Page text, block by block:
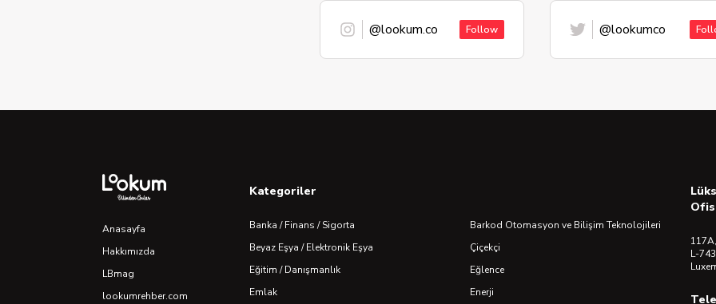
@lookum.co Follow @lookumco
Anasayfa
Hakkımızda
LBmag
lookumrehber.com
Kategoriler
Banka / Finans / Sigorta
Barkod Otomasyon ve Bilişim Teknolojileri
Beyaz Eşya / Elektronik Eşya
Çiçekçi
Eğitim / Danışmanlık
Eğlence
Emlak
Enerji
Ofis
L-